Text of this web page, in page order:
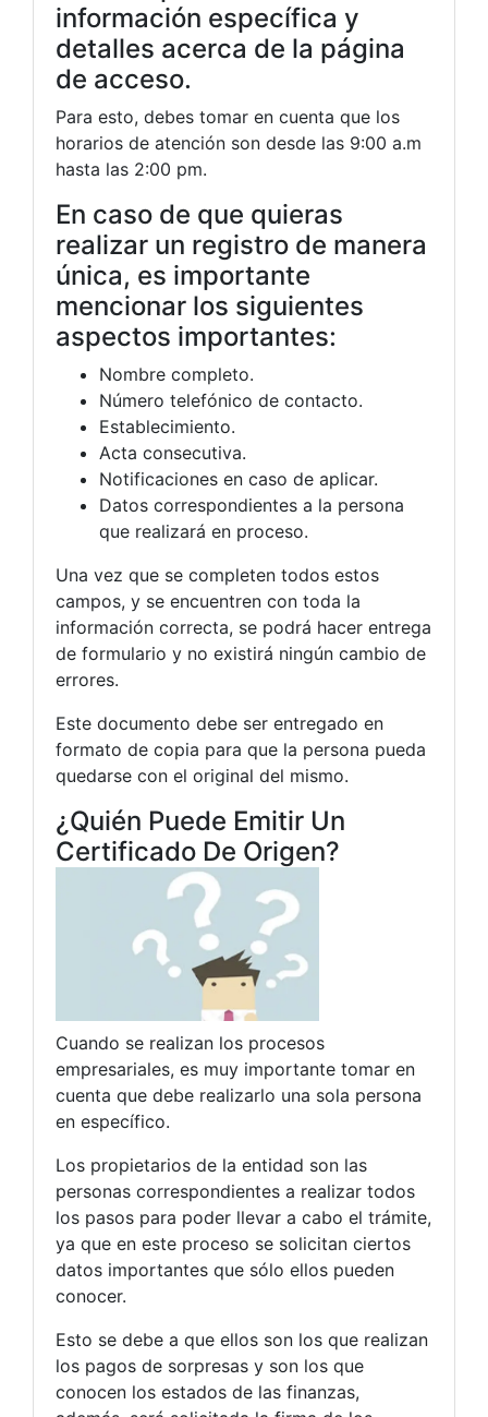
información específica y
detalles acerca de la página
de acceso.
Para esto, debes tomar en cuenta que los
horarios de atención son desde las 9:00 a.m
hasta las 2:00 pm.
En caso de que quieras
realizar un registro de manera
única, es importante
mencionar los siguientes
aspectos importantes:
Nombre completo.
Número telefónico de contacto.
Establecimiento.
Acta consecutiva.
Notificaciones en caso de aplicar.
Datos correspondientes a la persona
que realizará en proceso.
Una vez que se completen todos estos
campos, y se encuentren con toda la
información correcta, se podrá hacer entrega
de formulario y no existirá ningún cambio de
errores.
Este documento debe ser entregado en
formato de copia para que la persona pueda
quedarse con el original del mismo.
¿Quién Puede Emitir Un
Certificado De Origen?
Cuando se realizan los procesos
empresariales, es muy importante tomar en
cuenta que debe realizarlo una sola persona
en específico.
Los propietarios de la entidad son las
personas correspondientes a realizar todos
los pasos para poder llevar a cabo el trámite,
ya que en este proceso se solicitan ciertos
datos importantes que sólo ellos pueden
conocer.
Esto se debe a que ellos son los que realizan
los pagos de sorpresas y son los que
conocen los estados de las finanzas,